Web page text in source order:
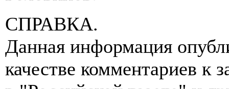
СПРАВКА.
Данная информация
качестве комментариев к